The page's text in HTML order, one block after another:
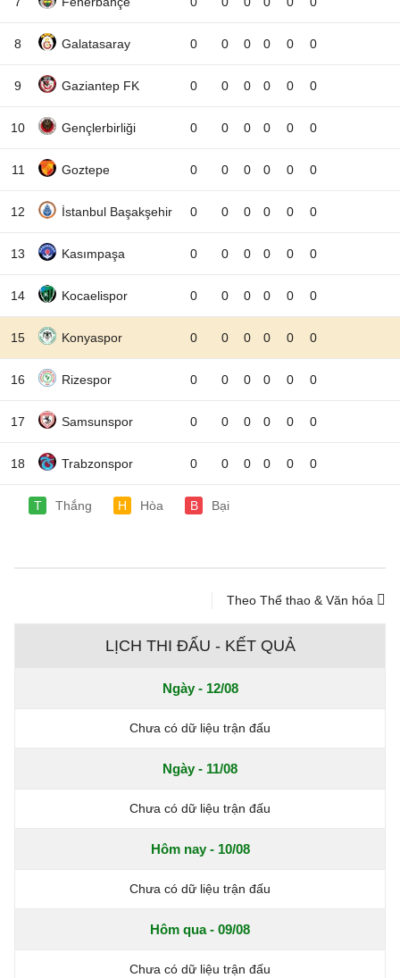
8 Galatasaray 0 0 0 0 0 0
9 Gaziantep FK 0 0 0 0 0 0
10 Gençlerbirliği 0 0 0 0 0 0
11 Goztepe 0 0 0 0 0 0
12 İstanbul Başakşehir 0 0 0 0 0 0
13 Kasımpaşa 0 0 0 0 0 0
14 Kocaelispor 0 0 0 0 0 0
15 Konyaspor 0 0 0 0 0 0
16 Rizespor 0 0 0 0 0 0
17 Samsunspor 0 0 0 0 0 0
18 Trabzonspor 0 0 0 0 0 0
T Thắng H Hòa B Bại
Theo Thể thao & Văn hóa
LỊCH THI ĐẤU - KẾT QUẢ
Ngày - 12/08
Chưa có dữ liệu trận đấu
Ngày - 11/08
Chưa có dữ liệu trận đấu
Hôm nay - 10/08
Chưa có dữ liệu trận đấu
Hôm qua - 09/08
Chưa có dữ liệu trận đấu